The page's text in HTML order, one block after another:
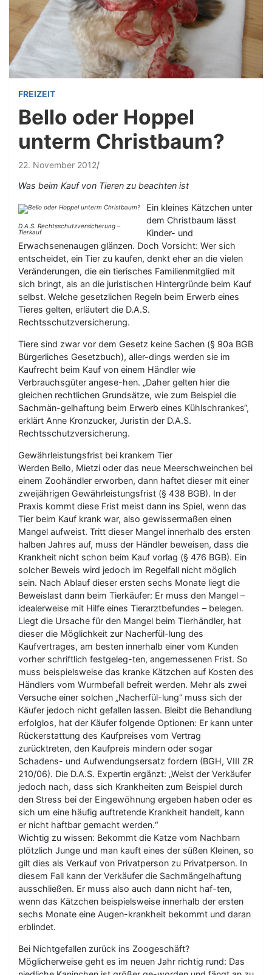
FREIZEIT
Bello oder Hoppel
unterm Christbaum?
22. November 2012
Was beim Kauf von Tieren zu beachten ist
D.A.S. Rechtsschutzversicherung –
Tierkauf
Ein kleines Kätzchen unter
dem Christbaum lässt
Kinder- und
Erwachsenenaugen glänzen. Doch Vorsicht: Wer sich
entscheidet, ein Tier zu kaufen, denkt eher an die vielen
Veränderungen, die ein tierisches Familienmitglied mit
sich bringt, als an die juristischen Hintergründe beim Kauf
selbst. Welche gesetzlichen Regeln beim Erwerb eines
Tieres gelten, erläutert die D.A.S.
Rechtsschutzversicherung.
Tiere sind zwar vor dem Gesetz keine Sachen (§ 90a BGB
Bürgerliches Gesetzbuch), aller-dings werden sie im
Kaufrecht beim Kauf von einem Händler wie
Verbrauchsgüter angese-hen. „Daher gelten hier die
gleichen rechtlichen Grundsätze, wie zum Beispiel die
Sachmän-gelhaftung beim Erwerb eines Kühlschrankes“,
erklärt Anne Kronzucker, Juristin der D.A.S.
Rechtsschutzversicherung.
Gewährleistungsfrist bei krankem Tier
Werden Bello, Mietzi oder das neue Meerschweinchen bei
einem Zoohändler erworben, dann haftet dieser mit einer
zweijährigen Gewährleistungsfrist (§ 438 BGB). In der
Praxis kommt diese Frist meist dann ins Spiel, wenn das
Tier beim Kauf krank war, also gewissermaßen einen
Mangel aufweist. Tritt dieser Mangel innerhalb des ersten
halben Jahres auf, muss der Händler beweisen, dass die
Krankheit nicht schon beim Kauf vorlag (§ 476 BGB). Ein
solcher Beweis wird jedoch im Regelfall nicht möglich
sein. Nach Ablauf dieser ersten sechs Monate liegt die
Beweislast dann beim Tierkäufer: Er muss den Mangel –
idealerweise mit Hilfe eines Tierarztbefundes – belegen.
Liegt die Ursache für den Mangel beim Tierhändler, hat
dieser die Möglichkeit zur Nacherfül-lung des
Kaufvertrages, am besten innerhalb einer vom Kunden
vorher schriftlich festgeleg-ten, angemessenen Frist. So
muss beispielsweise das kranke Kätzchen auf Kosten des
Händlers vom Wurmbefall befreit werden. Mehr als zwei
Versuche einer solchen „Nacherfül-lung“ muss sich der
Käufer jedoch nicht gefallen lassen. Bleibt die Behandlung
erfolglos, hat der Käufer folgende Optionen: Er kann unter
Rückerstattung des Kaufpreises vom Vertrag
zurücktreten, den Kaufpreis mindern oder sogar
Schadens- und Aufwendungsersatz fordern (BGH, VIII ZR
210/06). Die D.A.S. Expertin ergänzt: „Weist der Verkäufer
jedoch nach, dass sich Krankheiten zum Beispiel durch
den Stress bei der Eingewöhnung ergeben haben oder es
sich um eine häufig auftretende Krankheit handelt, kann
er nicht haftbar gemacht werden.“
Wichtig zu wissen: Bekommt die Katze vom Nachbarn
plötzlich Junge und man kauft eines der süßen Kleinen, so
gilt dies als Verkauf von Privatperson zu Privatperson. In
diesem Fall kann der Verkäufer die Sachmängelhaftung
ausschließen. Er muss also auch dann nicht haf-ten,
wenn das Kätzchen beispielsweise innerhalb der ersten
sechs Monate eine Augen-krankheit bekommt und daran
erblindet.
Bei Nichtgefallen zurück ins Zoogeschäft?
Möglicherweise geht es im neuen Jahr richtig rund: Das